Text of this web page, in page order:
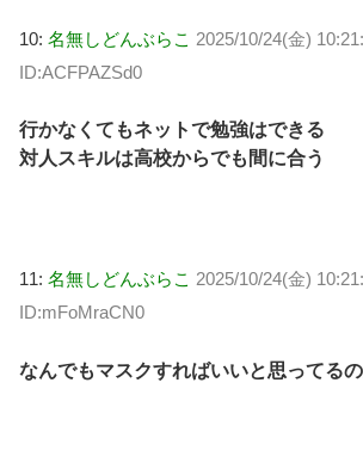
10: 名無しどんぶらこ 2025/10/24(金)
ID:ACFPAZSd0
行かなくてもネットで勉強はできる
対人スキルは高校からでも間に合う
11: 名無しどんぶらこ 2025/10/24(金)
ID:mFoMraCN0
なんでもマスクすればいいと思ってる